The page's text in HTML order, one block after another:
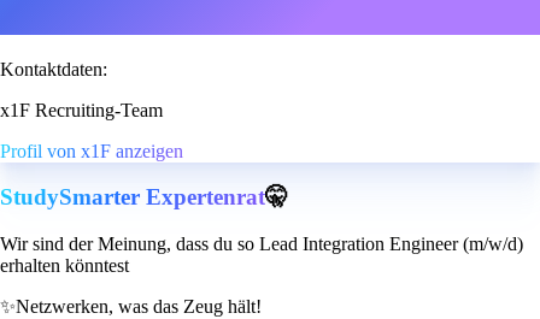
Kontaktdaten:
x1F Recruiting-Team
Profil von x1F anzeigen
StudySmarter Expertenrat🤫
Wir sind der Meinung, dass du so Lead Integration Engineer (m/w/d)
erhalten könntest
✨Netzwerken, was das Zeug hält!